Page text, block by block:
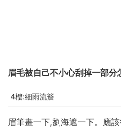
眉毛被自己不小心刮掉一部分
4樓:細雨流簷
眉筆畫一下,劉海遮一下。應